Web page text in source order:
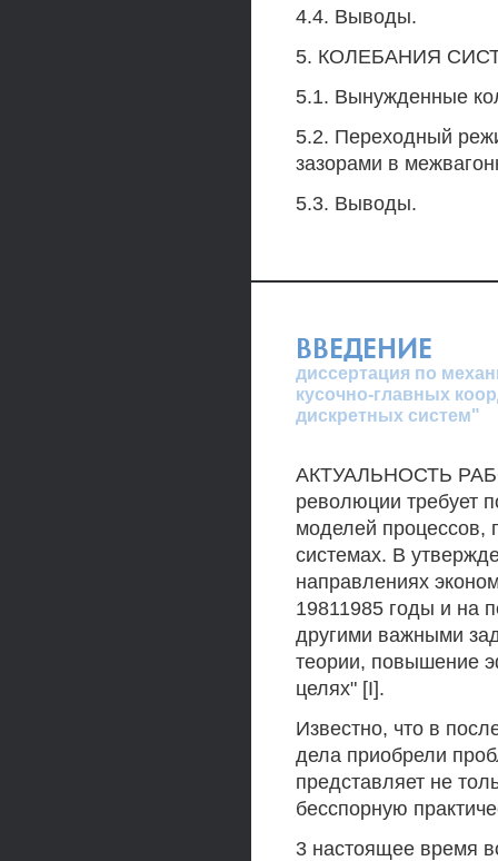
4.4. Выводы.
5. КОЛЕБАНИЯ
5.1. Вынужденные
5.2. Переходный
зазорами в
5.3. Выводы.
ВВЕДЕНИЕ
диссертация по
кусочно-главных
дискретных систем"
АКТУАЛЬНОСТЬ
революции требует
моделей процессов,
системах. В
направлениях
19811985 годы и на
другими важными
теории, повышение
целях" [I].
Известно, что в
дела приобрели
представляет не
бесспорную
3 настоящее время